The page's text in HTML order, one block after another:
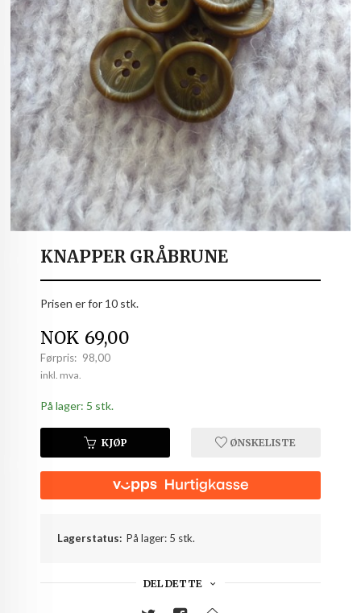
KNAPPER GRÅBRUNE
Prisen er for 10 stk.
Tilbud
NOK 69,00
Førpris: 98,00
Rabatt
inkl. mva.
På lager: 5 stk.
KJØP ØNSKELISTE
Lagerstatus: På lager: 5 stk.
DEL DETTE